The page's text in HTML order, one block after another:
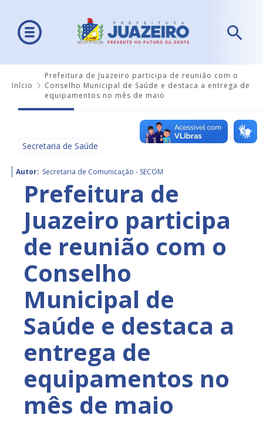
Início
Prefeitura de Juazeiro participa de reunião com o
Conselho Municipal de Saúde e destaca a entrega de
equipamentos no mês de maio
Secretaria de Saúde
Autor: Secretaria de Comunicação - SECOM
Prefeitura de
Juazeiro participa
de reunião com o
Conselho
Municipal de
Saúde e destaca a
entrega de
equipamentos no
mês de maio